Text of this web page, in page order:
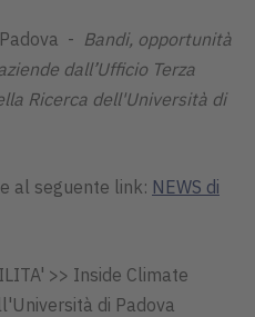
- Bandi, opportunità
dall’Ufficio Terza
Ricerca dell'Università di
al seguente link: NEWS di
>> Inside Climate
di Padova